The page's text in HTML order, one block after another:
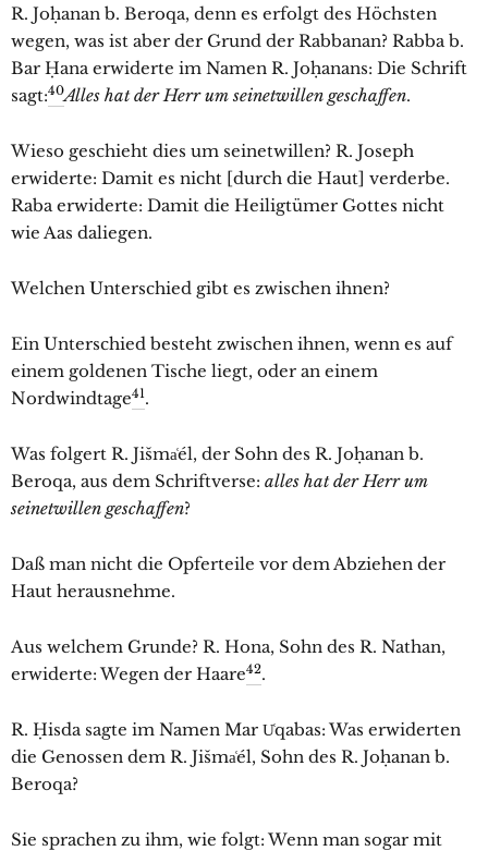
R. Joḥanan b. Beroqa, denn es erfolgt des Höchsten
wegen, was ist aber der Grund der Rabbanan? Rabba b.
Bar Ḥana erwiderte im Namen R. Joḥanans: Die Schrift
sagt:40Alles hat der Herr um seinetwillen geschaffen.
Wieso geschieht dies um seinetwillen? R. Joseph
erwiderte: Damit es nicht [durch die Haut] verderbe.
Raba erwiderte: Damit die Heiligtümer Gottes nicht
wie Aas daliegen.
Welchen Unterschied gibt es zwischen ihnen?
Ein Unterschied besteht zwischen ihnen, wenn es auf
einem goldenen Tische liegt, oder an einem
Nordwindtage41.
Was folgert R. Jišma͑él, der Sohn des R. Joḥanan b.
Beroqa, aus dem Schriftverse: alles hat der Herr um
seinetwillen geschaffen?
Daß man nicht die Opferteile vor dem Abziehen der
Haut herausnehme.
Aus welchem Grunde? R. Hona, Sohn des R. Nathan,
erwiderte: Wegen der Haare42.
R. Ḥisda sagte im Namen Mar U͑qabas: Was erwiderten
die Genossen dem R. Jišma͑él, Sohn des R. Joḥanan b.
Beroqa?
Sie sprachen zu ihm, wie folgt: Wenn man sogar mit